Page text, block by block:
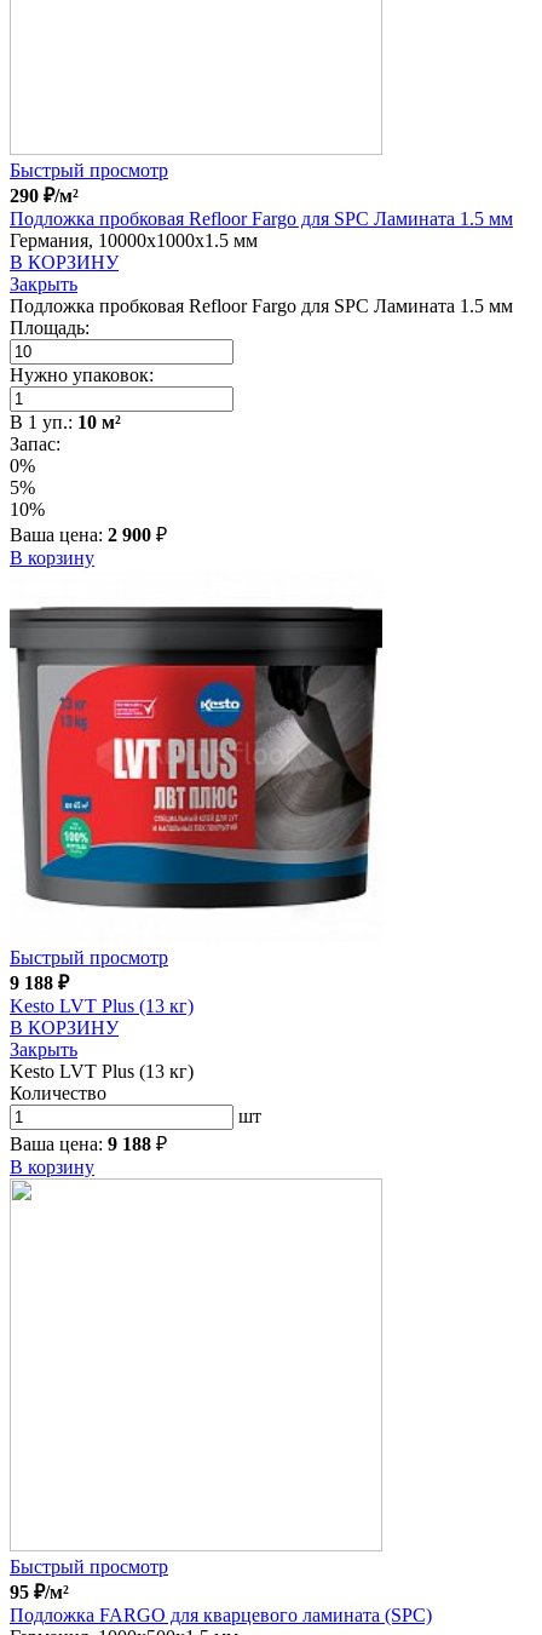
Быстрый просмотр
290 ₽/м²
Подложка пробковая Refloor Fargo для SPC Ламината 1.5 мм
Германия, 10000x1000x1.5 мм
В КОРЗИНУ
Закрыть
Подложка пробковая Refloor Fargo для SPC Ламината 1.5 мм
Площадь:
Нужно упаковок:
В 1 уп.: 10 м²
Запас:
0%
5%
10%
Ваша цена: 2 900 ₽
В корзину
Быстрый просмотр
9 188 ₽
Kesto LVT Plus (13 кг)
В КОРЗИНУ
Закрыть
Kesto LVT Plus (13 кг)
Количество
шт
Ваша цена: 9 188 ₽
В корзину
Быстрый просмотр
95 ₽/м²
Подложка FARGO для кварцевого ламината (SPC)